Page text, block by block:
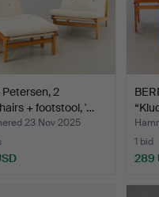
2
+ footstool, '…
23 Nov 2025
1 bid
289